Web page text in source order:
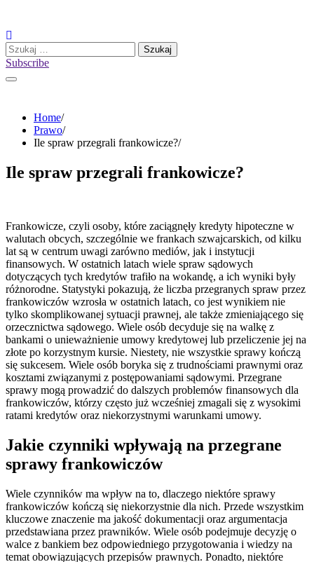
content
Szukaj:
Subscribe
Home
Prawo
Ile spraw przegrali frankowicze?
Ile spraw przegrali frankowicze?
Frankowicze, czyli osoby, które zaciągnęły kredyty hipoteczne w
walutach obcych, szczególnie we frankach szwajcarskich, od kilku
lat są w centrum uwagi zarówno mediów, jak i instytucji
finansowych. W ostatnich latach wiele spraw sądowych
dotyczących tych kredytów trafiło na wokandę, a ich wyniki były
różnorodne. Statystyki pokazują, że liczba przegranych spraw przez
frankowiczów wzrosła w ostatnich latach, co jest wynikiem nie
tylko skomplikowanej sytuacji prawnej, ale także zmieniającego się
orzecznictwa sądowego. Wiele osób decyduje się na walkę z
bankami o unieważnienie umowy kredytowej lub przeliczenie jej na
złote po korzystnym kursie. Niestety, nie wszystkie sprawy kończą
się sukcesem. Wiele osób boryka się z trudnościami prawnymi oraz
kosztami związanymi z postępowaniami sądowymi. Przegrane
sprawy mogą prowadzić do dalszych problemów finansowych dla
frankowiczów, którzy często już wcześniej zmagali się z wysokimi
ratami kredytów oraz niekorzystnymi warunkami umowy.
Jakie czynniki wpływają na przegrane
sprawy frankowiczów
Wiele czynników ma wpływ na to, dlaczego niektóre sprawy
frankowiczów kończą się niekorzystnie dla nich. Przede wszystkim
kluczowe znaczenie ma jakość dokumentacji oraz argumentacja
przedstawiana przez prawników. Wiele osób podejmuje decyzję o
walce z bankiem bez odpowiedniego przygotowania i wiedzy na
temat obowiązujących przepisów prawnych. Ponadto, niektóre